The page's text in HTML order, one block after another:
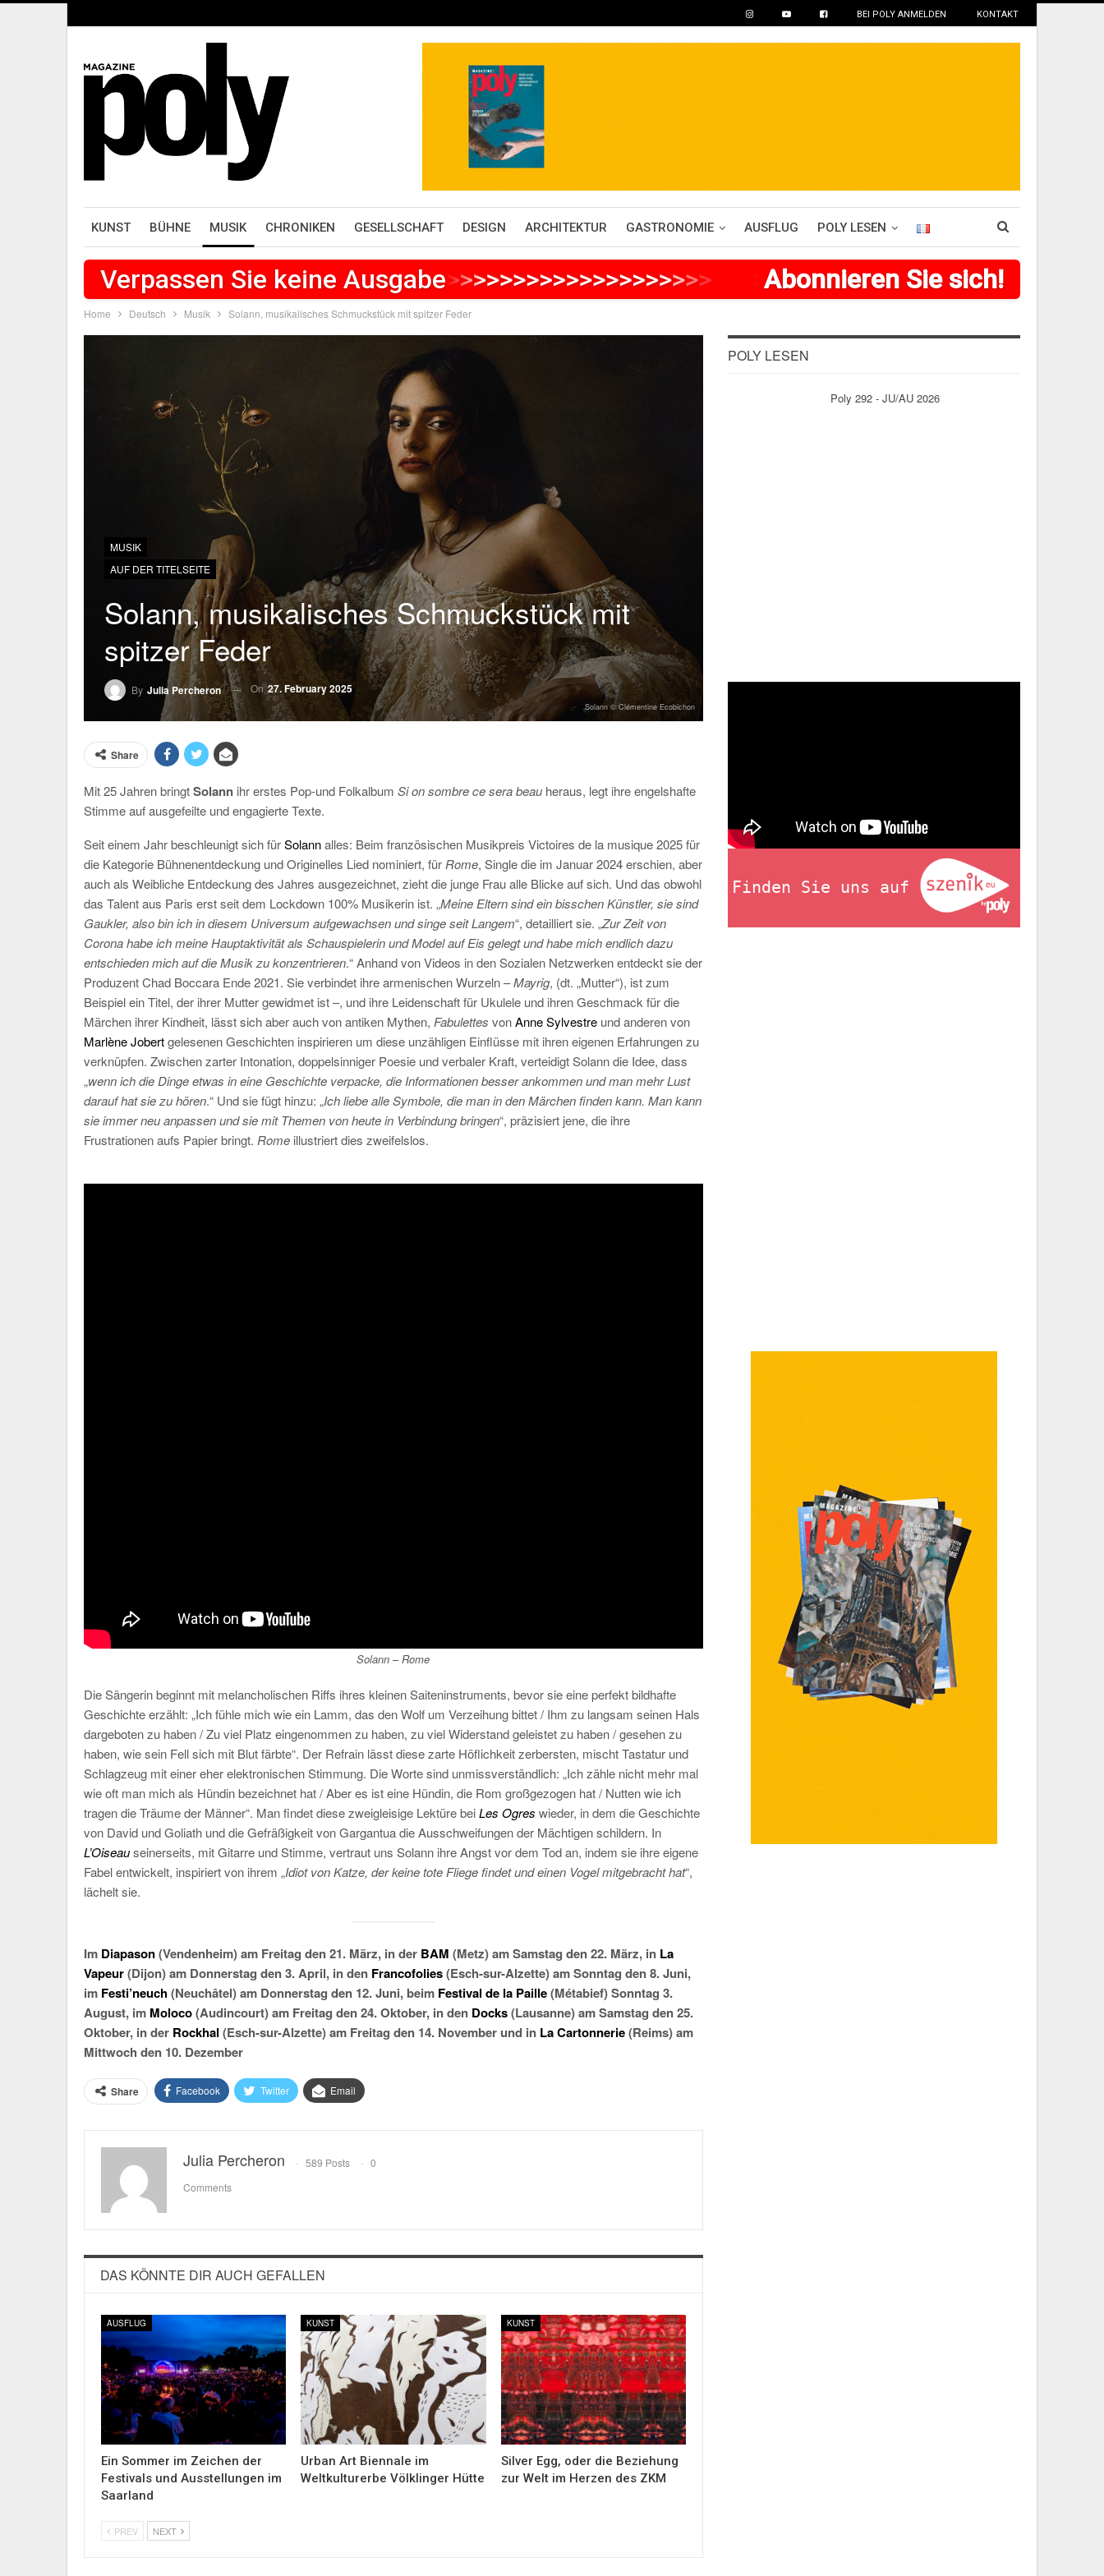
BEI POLY ANMELDEN KONTAKT
KUNST BÜHNE MUSIK CHRONIKEN GESELLSCHAFT DESIGN ARCHITEKTUR GASTRONOMIE AUSFLUG POLY LESEN
Verpassen Sie keine Ausgabe >>>>>>>>>>>>>>>>>>>> >>>>>> >
Abonnieren Sie sich!
Home Deutsch Musik Solann, musikalisches Schmuckstück mit spitzer Feder
MUSIK
AUF DER TITELSEITE
Solann, musikalisches Schmuckstück mit
spitzer Feder
By Julia Percheron On27. February 2025
Solann © Clémentine Ecobichon
Share
Mit 25 Jahren bringtSolann ihr erstes Pop-und Folkalbum Si on sombre ce sera beau heraus, legt ihre engelshafte
Stimme auf ausgefeilte und engagierte Texte.
Seit einem Jahr beschleunigt sich fürSolannalles: Beim französischen Musikpreis Victoires de la musique 2025 für
die Kategorie Bühnenentdeckung und Originelles Lied nominiert, für Rome, Single die im Januar 2024 erschien, aber
auch als Weibliche Entdeckung des Jahres ausgezeichnet, zieht die junge Frau alle Blicke auf sich. Und das obwohl
das Talent aus Paris erst seit dem Lockdown 100% Musikerin ist. „Meine Eltern sind ein bisschen Künstler, sie sind
Gaukler, also bin ich in diesem Universum aufgewachsen und singe seit Langem“, detailliert sie. „Zur Zeit von
Corona habe ich meine Hauptaktivität als Schauspielerin und Model auf Eis gelegt und habe mich endlich dazu
entschieden mich auf die Musik zu konzentrieren.“ Anhand von Videos in den Sozialen Netzwerken entdeckt sie der
Produzent Chad Boccara Ende 2021. Sie verbindet ihre armenischen Wurzeln –Mayrig, (dt. „Mutter“), ist zum
Beispiel ein Titel, der ihrer Mutter gewidmet ist –, und ihre Leidenschaft für Ukulele und ihren Geschmack für die
Märchen ihrer Kindheit, lässt sich aber auch von antiken Mythen, Fabulettes vonAnne Sylvestre und anderen von
Marlène Jobertgelesenen Geschichten inspirieren um diese unzähligen Einflüsse mit ihren eigenen Erfahrungen zu
verknüpfen. Zwischen zarter Intonation, doppelsinniger Poesie und verbaler Kraft, verteidigt Solann die Idee, dass
„wenn ich die Dinge etwas in eine Geschichte verpacke, die Informationen besser ankommen und man mehr Lust
darauf hat sie zu hören.“ Und sie fügt hinzu: „Ich liebe alle Symbole, die man in den Märchen finden kann. Man kann
sie immer neu anpassen und sie mit Themen von heute in Verbindung bringen“, präzisiert jene, die ihre
Frustrationen aufs Papier bringt. Rome illustriert dies zweifelslos.
Solann –Rome
Die Sängerin beginnt mit melancholischen Riffs ihres kleinen Saiteninstruments, bevor sie eine perfekt bildhafte
Geschichte erzählt: „Ich fühle mich wie ein Lamm, das den Wolf um Verzeihung bittet / Ihm zu langsam seinen Hals
dargeboten zu haben / Zu viel Platz eingenommen zu haben, zu viel Widerstand geleistet zu haben / gesehen zu
haben, wie sein Fell sich mit Blut färbte“. Der Refrain lässt diese zarte Höflichkeit zerbersten, mischt Tastatur und
Schlagzeug mit einer eher elektronischen Stimmung. Die Worte sind unmissverständlich: „Ich zähle nicht mehr mal
wie oft man mich als Hündin bezeichnet hat / Aber es ist eine Hündin, die Rom großgezogen hat / Nutten wie ich
tragen die Träume der Männer“. Man findet diese zweigleisige Lektüre beiLes Ogres wieder, in dem die Geschichte
von David und Goliath und die Gefräßigkeit von Gargantua die Ausschweifungen der Mächtigen schildern. In
L’Oiseauseinerseits, mit Gitarre und Stimme, vertraut uns Solann ihre Angst vor dem Tod an, indem sie ihre eigene
Fabel entwickelt, inspiriert von ihrem „Idiot von Katze, der keine tote Fliege findet und einen Vogel mitgebracht hat“,
lächelt sie.
Im Diapason(Vendenheim) am Freitag den 21. März, in der BAM (Metz) am Samstag den 22. März, in La
Vapeur(Dijon) am Donnerstag den 3. April, in den Francofolies(Esch-sur-Alzette) am Sonntag den 8. Juni,
im Festi’neuch(Neuchâtel) am Donnerstag den 12. Juni, beim Festival de la Paille(Métabief) Sonntag 3.
August, im Moloco(Audincourt) am Freitag den 24. Oktober, in den Docks(Lausanne) am Samstag den 25.
Oktober, in der Rockhal (Esch-sur-Alzette) am Freitag den 14. November und in La Cartonnerie(Reims) am
Mittwoch den 10. Dezember
Share Facebook Twitter Email
Julia Percheron 589 Posts
0
Comments
DAS KÖNNTE DIR AUCH GEFALLEN
AUSFLUG
Ein Sommer im Zeichen der
Festivals und Ausstellungen im
Saarland
KUNST
Urban Art Biennale im
Weltkulturerbe Völklinger Hütte
KUNST
Silver Egg, oder die Beziehung
zur Welt im Herzen des ZKM
PREV NEXT
POLY LESEN
Poly 292 - JU/AU 2026
Finden Sie uns auf